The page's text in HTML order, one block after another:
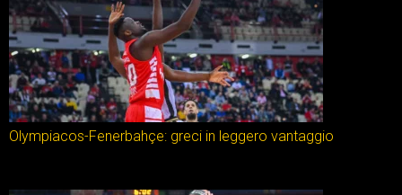
Olympiacos-Fenerbahçe: greci in leggero vantaggio